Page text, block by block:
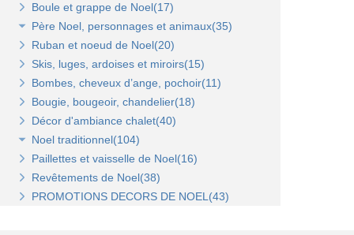
Boule et grappe de Noel(17)
Père Noel, personnages et animaux(35)
Animaux et personnages(18)
Bonhomme de neige(11)
Père Noel(13)
Ruban et noeud de Noel(20)
Skis, luges, ardoises et miroirs(15)
Bombes, cheveux d’ange, pochoir(11)
Bougie, bougeoir, chandelier(18)
Décor d'ambiance chalet(40)
Noel traditionnel(104)
Décorations de sapin(45)
Stickers de Noel(23)
Centre de table, décors et cotillons(37)
Paillettes et vaisselle de Noel(16)
Revêtements de Noel(38)
PROMOTIONS DECORS DE NOEL(43)